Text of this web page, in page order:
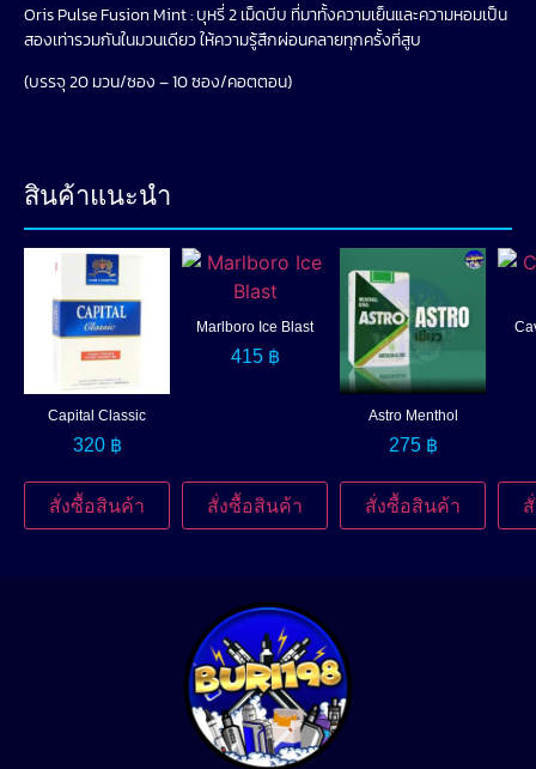
Oris Pulse Fusion Mint : บุหรี่ 2 เม็ดบีบ ที่มาทั้งความเย็นและความหอมเป็น
สองเท่ารวมกันในมวนเดียว ให้ความรู้สึกผ่อนคลายทุกครั้งที่สูบ
(บรรจุ 20 มวน/ซอง – 10 ซอง/คอตตอน)
สินค้าแนะนำ
Capital Classic
320 ฿
สั่งซื้อสินค้า
Marlboro Ice Blast
415 ฿
สั่งซื้อสินค้า
Astro Menthol
275 ฿
สั่งซื้อสินค้า